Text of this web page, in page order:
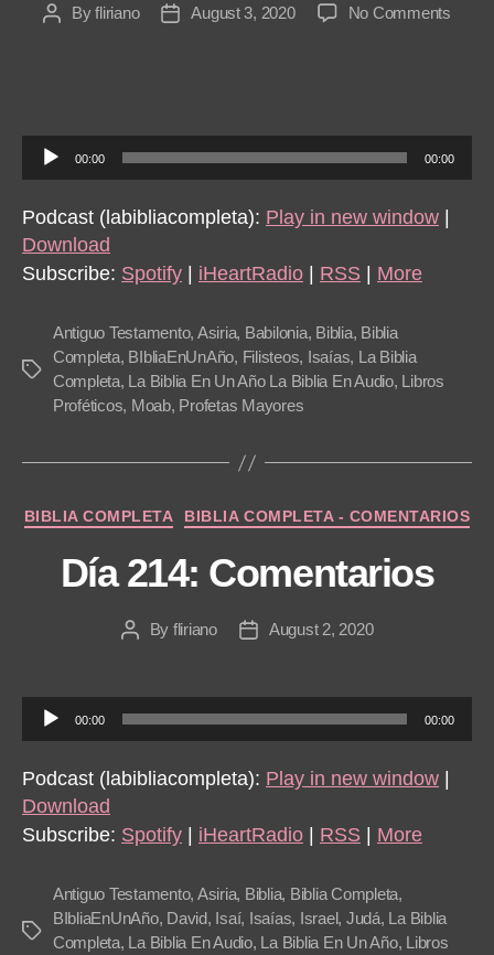
PostByfliriano
PostAugust 3, 2020 No Commentson
16
u
d
i
o
a
y
00:00 00:00
Podcast (labibliacompleta): Play in new window
Download
Subscribe: Spotify iHeartRadio RSS More
Tags
Antiguo Testamento, Asiria, Babilonia, Biblia, Biblia
Completa, BIbliaEnUnAño, Filisteos, Isaías, La Biblia
Completa, La Biblia En Un Año La Biblia En Audio, Libros
Proféticos, Moab, Profetas Mayores
Categories
BIBLIA COMPLETA BIBLIA COMPLETA - COMENTARIOS
Día 214: Comentarios
PostBy fliriano
PostAugust 2, 2020
u
d
i
o
a
y
00:00 00:00
Podcast (labibliacompleta): Play in new window
Download
Subscribe: Spotify iHeartRadio RSS More
Tags
Antiguo Testamento, Asiria, Biblia, Biblia Completa,
BIbliaEnUnAño, David, Isaí, Isaías, Israel, Judá, La Biblia
Completa, La Biblia En Audio, La Biblia En Un Año, Libros